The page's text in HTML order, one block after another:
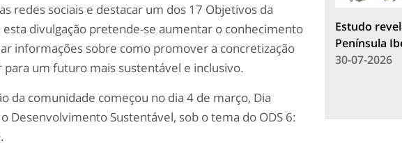
redes sociais e destacar um dos 17 Objetivos da
divulgação pretende-se aumentar o conhecimento
informações sobre como promover a concretização
um futuro mais sustentável e inclusivo.
da comunidade começou no dia 4 de março, Dia
Desenvolvimento Sustentável, sob o tema do ODS 6:
Estudo
Península
30-07-2026